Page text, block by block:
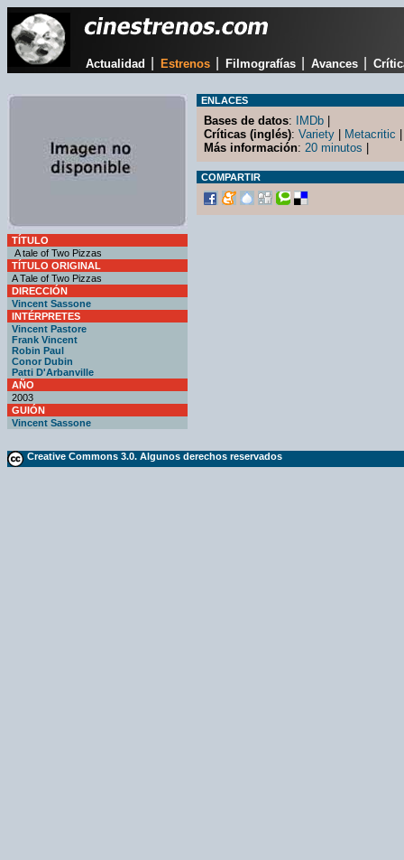
Actualidad Estrenos Filmografías Avances
TÍTULO
A tale of Two Pizzas
TÍTULO ORIGINAL
A Tale of Two Pizzas
DIRECCIÓN
Vincent Sassone
INTÉRPRETES
Vincent Pastore
Frank Vincent
Robin Paul
Conor Dubin
Patti D'Arbanville
AÑO
2003
GUIÓN
Vincent Sassone
ENLACES
Bases de datos: IMDb
Críticas (inglés): Variety Metacritic
Más información: 20 minutos
COMPARTIR
Creative Commons 3.0. Algunos derechos reservados